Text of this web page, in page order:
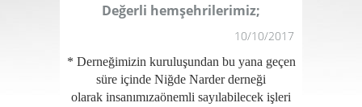
Değerli hemşehrilerimiz;
10/10/2017
* Derneğimizin kuruluşundan bu yana geçen
süre içinde Niğde Narder derneği
olarak insanımızaönemli sayılabilecek işleri